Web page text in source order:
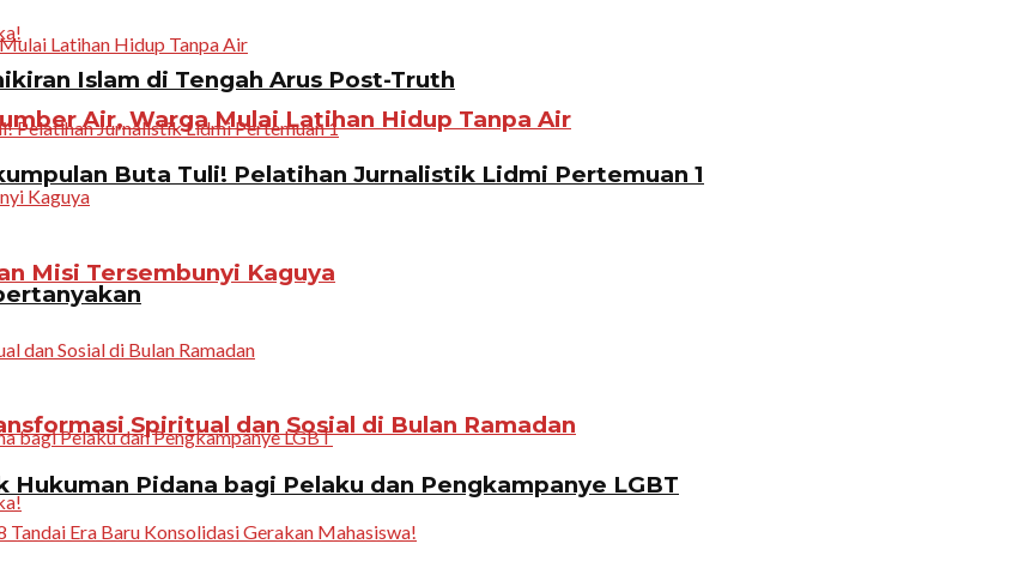
Air, Warga Mulai Latihan Hidup Tanpa Air
Misi Tersembunyi Kaguya
Spiritual dan Sosial di Bulan Ramadan
Islam di Tengah Arus Post-Truth
Buta Tuli! Pelatihan Jurnalistik Lidmi Pertemuan 1
Pidana bagi Pelaku dan Pengkampanye LGBT